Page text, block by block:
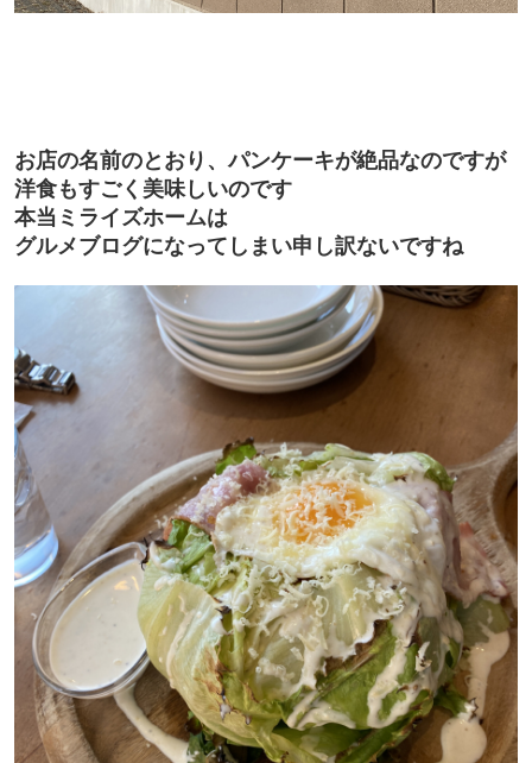
お店の名前のとおり、パンケーキが絶品なのですが
洋食もすごく美味しいのです
本当ミライズホームは
グルメブログになってしまい申し訳ないですね